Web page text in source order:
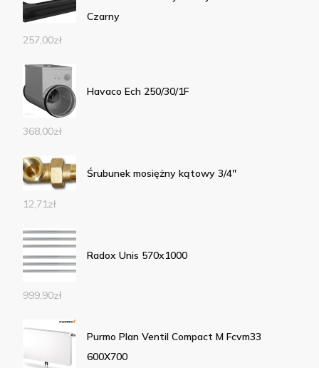
Czarny
257,00zł
Havaco Ech 250/30/1F
368,00zł
Śrubunek mosiężny kątowy 3/4''
12,71zł
Radox Unis 570x1000
999,90zł
Purmo Plan Ventil Compact M Fcvm33
600X700